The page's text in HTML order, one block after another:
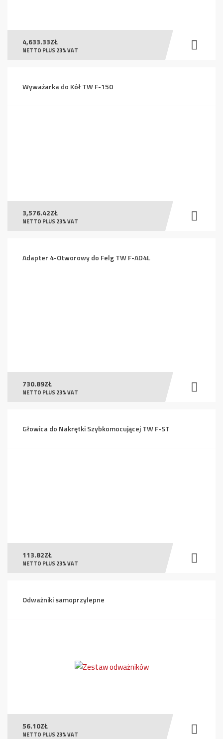
4,633.33ZŁ
NETTO PLUS 23% VAT
Wyważarka do Kół TW F-150
3,576.42ZŁ
NETTO PLUS 23% VAT
Adapter 4-Otworowy do Felg TW F-AD4L
730.89ZŁ
NETTO PLUS 23% VAT
Głowica do Nakrętki Szybkomocującej TW F-ST
113.82ZŁ
NETTO PLUS 23% VAT
Odważniki samoprzylepne
56.10ZŁ
NETTO PLUS 23% VAT